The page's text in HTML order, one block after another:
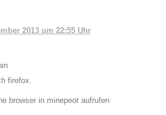
2013 um 22:55 Uhr
firefox.
browser in minepeot aufrufen